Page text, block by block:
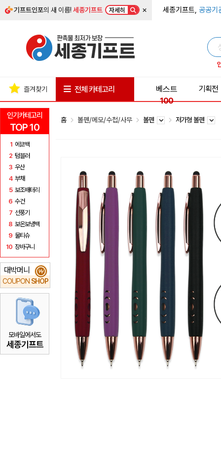
기프트인포의 새 이름!세종기프트 자세히 × 세종기프트, 공공기
인기카테고리
TOP 10
1 에코백
2 텀블러
3 우산
4 부채
5 보조배터리
6 수건
7 선풍기
8 보온보냉백
9 물티슈
10 장바구니
대박머니
COUPON SHOP
₩
모바일에서도
세종기프트
즐겨찾기 전체 카테고리
베스트
100
기획전
홈 볼펜/메모/수첩/사무 볼펜 저가형 볼펜